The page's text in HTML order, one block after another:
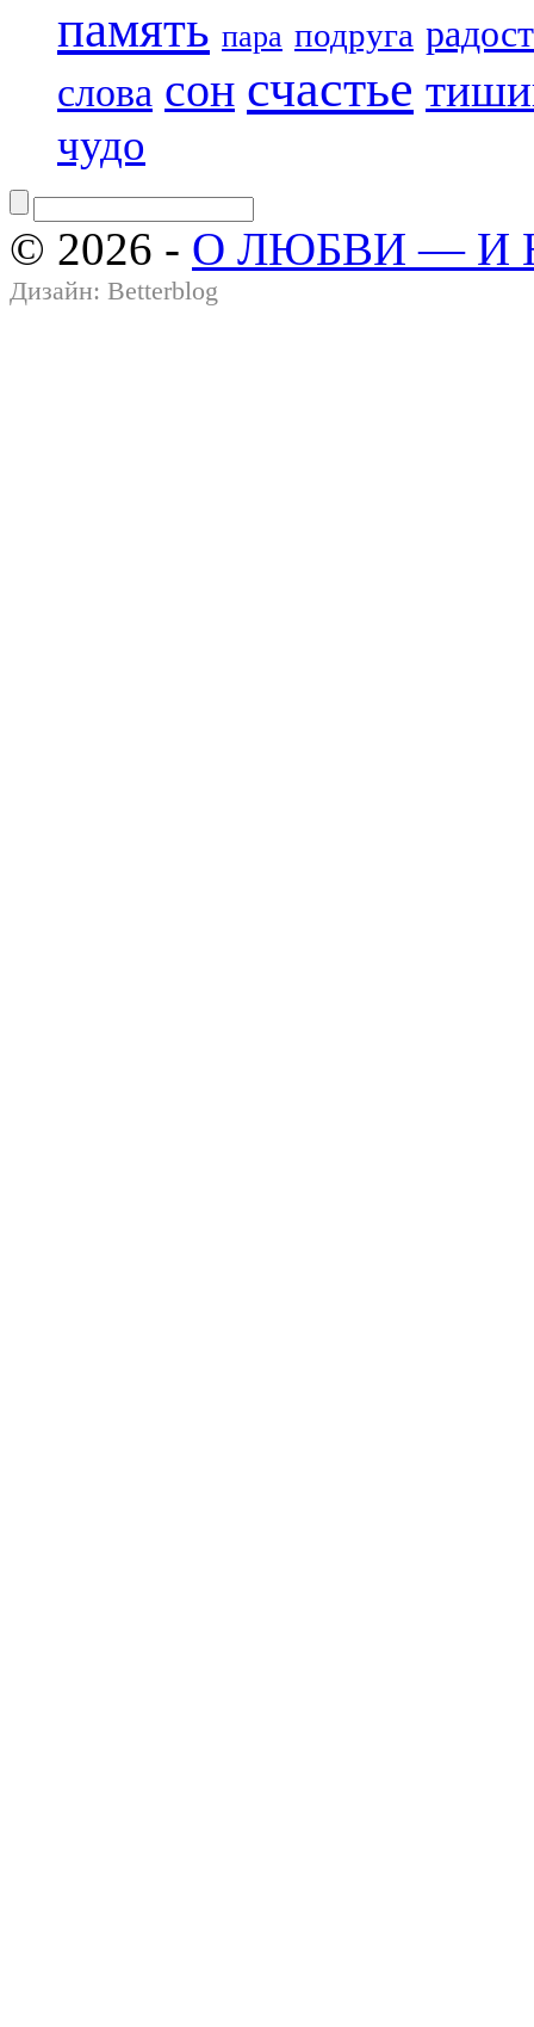
память пара подруга
слова сон счастье
чудо
© 2026 - О ЛЮБВИ — И
Дизайн: Betterblog